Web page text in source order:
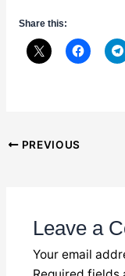
Share this:
Post
PREVIOUS
Leave a
Your email